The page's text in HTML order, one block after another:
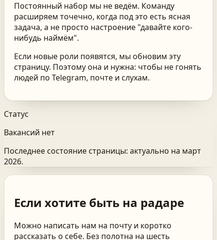
Постоянный набор мы не ведём. Команду
расширяем точечно, когда под это есть ясная
задача, а не просто настроение "давайте кого-
нибудь наймём".
Если новые роли появятся, мы обновим эту
страницу. Поэтому она и нужна: чтобы не гонять
людей по Telegram, почте и слухам.
Статус
Вакансий нет
Последнее состояние страницы: актуально на март
2026.
Если хотите быть на радаре
Можно написать нам на почту и коротко
рассказать о себе. Без полотна на шесть